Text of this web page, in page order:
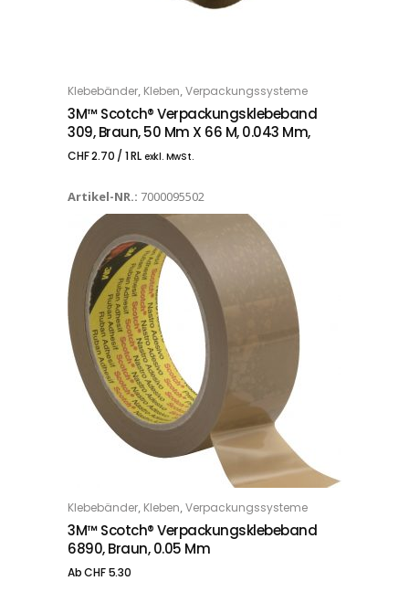
IN DEN WARENKORB
Klebebänder, Kleben,Verpackungssysteme
3M™ Scotch® Verpackungsklebeband
309, Braun, 50 Mm X 66 M, 0.043 Mm,
CHF2.70 / 1 RL exkl. MwSt.
Artikel-NR.: 7000095502
OPTIONS
Klebebänder, Kleben,Verpackungssysteme
3M™ Scotch® Verpackungsklebeband
6890, Braun, 0.05 Mm
AbCHF5.30